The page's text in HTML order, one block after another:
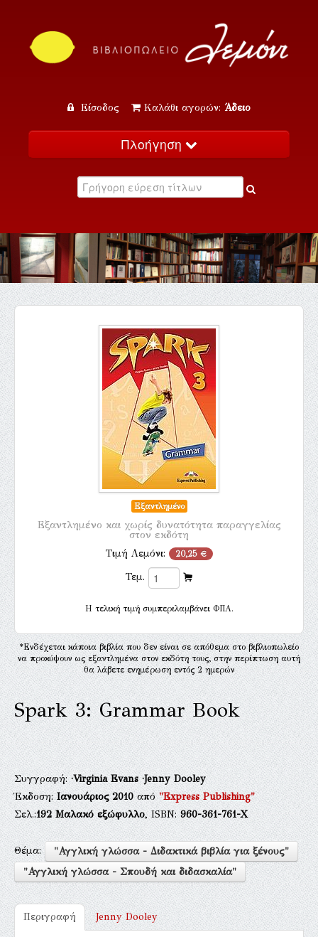
Είσοδος Καλάθι αγορών: Άδειο
Πλοήγηση
Κατάλογος
Εκδηλώσεις
Επικοινωνία
Εξαντλημένο
Εξαντλημένο και χωρίς δυνατότητα παραγγελίας
στον εκδότη
Τιμή Λεμόνι: 20,25 €
Τεμ.
H τελική τιμή συμπεριλαμβάνει ΦΠΑ.
*Ενδέχεται κάποια βιβλία που δεν είναι σε απόθεμα στο βιβλιοπωλείο
να προκύψουν ως εξαντλημένα στον εκδότη τους, στην περίπτωση αυτή
θα λάβετε ενημέρωση εντός 2 ημερών
Spark 3: Grammar Book
Συγγραφή:·Virginia Evans·Jenny Dooley
Έκδοση:Ιανουάριος 2010από"Express Publishing"
Σελ.:192 Μαλακό εξώφυλλο, ISBN:960-361-761-Χ
Θέμα:
"Αγγλική γλώσσα - Διδακτικά βιβλία για ξένους"
"Αγγλική γλώσσα - Σπουδή και διδασκαλία"
Περιγραφή Jenny Dooley